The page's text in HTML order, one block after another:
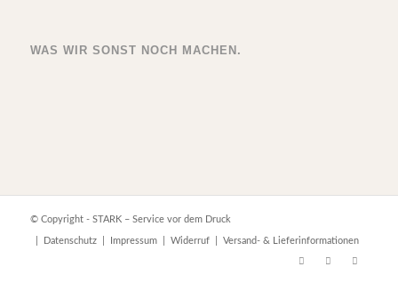
WAS WIR SONST NOCH MACHEN.
© Copyright - STARK – Service vor dem Druck
Datenschutz| Impressum| Widerruf| Versand- & Lieferinformationen